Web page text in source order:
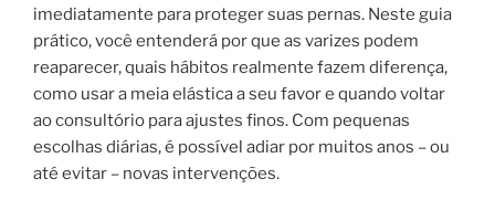
imediatamente para proteger suas pernas. Neste guia
prático, você entenderá por que as varizes podem
reaparecer, quais hábitos realmente fazem diferença,
como usar a meia elástica a seu favor e quando voltar
ao consultório para ajustes finos. Com pequenas
escolhas diárias, é possível adiar por muitos anos – ou
até evitar – novas intervenções.